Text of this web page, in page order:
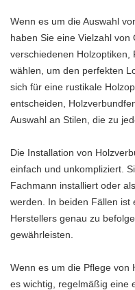
Wenn es um die Auswahl
haben Sie eine Vielzahl von
verschiedenen
wählen, um den perfekten
sich für eine rustikale
entscheiden,
Auswahl an Stilen, die zu
Die Installation von
einfach und unkompliziert.
Fachmann installiert oder
werden. In beiden Fällen ist
Herstellers genau zu
gewährleisten.
Wenn es um die Pflege von
es wichtig, regelmäßig eine